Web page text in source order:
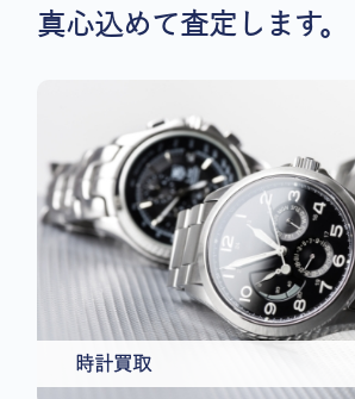
真心込めて査定します。
時計買取